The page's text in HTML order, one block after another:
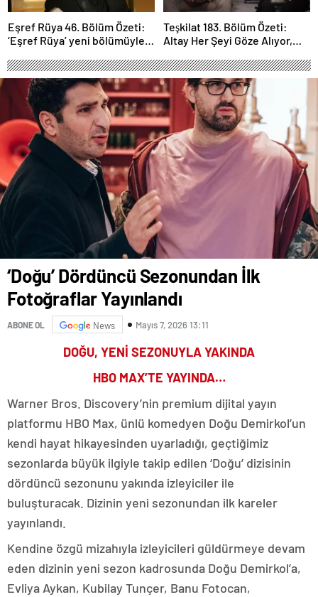
Eşref Rüya 46. Bölüm Özeti:
‘Eşref Rüya’ yeni bölümüyle
Teşkilat 183. Bölüm Özeti:
Altay Her Şeyi Göze Alıyor,
‘Doğu’ Dördüncü Sezonundan İlk
Fotoğraflar Yayınlandı
ABONE OL News Mayıs 7, 2026 13:11
DOĞU, YENİ SEZONUYLA YAKINDA
HBO MAX’TE YAYINDA…
Warner Bros. Discovery’nin premium dijital yayın
platformu HBO Max, ünlü komedyen Doğu Demirkol’un
kendi hayat hikayesinden uyarladığı, geçtiğimiz
sezonlarda büyük ilgiyle takip edilen ‘Doğu’ dizisinin
dördüncü sezonunu yakında izleyiciler ile
buluşturacak. Dizinin yeni sezonundan ilk kareler
yayınlandı.
Kendine özgü mizahıyla izleyicileri güldürmeye devam
eden dizinin yeni sezon kadrosunda Doğu Demirkol’a,
Evliya Aykan, Kubilay Tunçer, Banu Fotocan,